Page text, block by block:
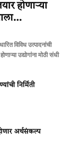
होणाऱ्या
विविध उत्पादनांची
उद्योगांना मोठी संधी
निर्मिती
अर्थसंकल्प